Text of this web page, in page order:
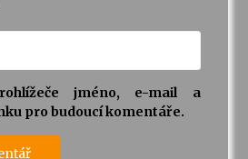
jméno, e-mail a
pro budoucí komentáře.